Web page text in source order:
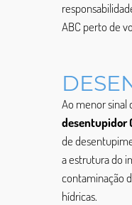
ABC perto de
Ao menor
desentupidor
de
a estrutura do
contaminação
hídricas.